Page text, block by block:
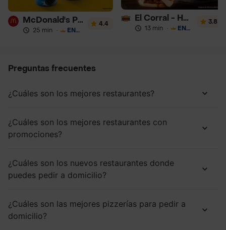
McDonald's Postres
25 min · ENVÍO GRATIS
4.4
El Corral - Hamburguesa
13 min · ENVÍO GRATIS
3.8
Preguntas frecuentes
¿Cuáles son los mejores restaurantes?
¿Cuáles son los mejores restaurantes con
promociones?
¿Cuáles son los nuevos restaurantes donde
puedes pedir a domicilio?
¿Cuáles son las mejores pizzerías para pedir a
domicilio?